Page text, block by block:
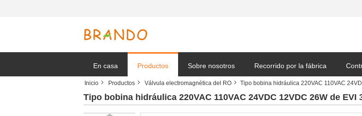
En casa Productos Sobre nosotros Recorrido por la fábrica
Solicitar una cotización Noticias de la compañía
Inicio Productos Válvula electromagnética del RO Tipo bobina hidráulica 220VAC 110VAC
Tipo bobina hidráulica 220VAC 110VAC 24VDC 12VDC 26W de EVI